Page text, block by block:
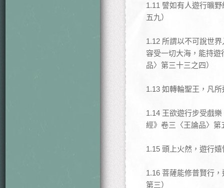
1.11 譬如有人遊行曠
五九）
1.12 所謂以不可說世
容受一切大海，能持
品〉第三十三之四）
1.13 如轉輪聖王，凡
1.14 王欲遊行步受戲
經》卷三〈王論品〉第
1.15 頭上火然，遊行
1.16 菩薩能修普賢行
第三）